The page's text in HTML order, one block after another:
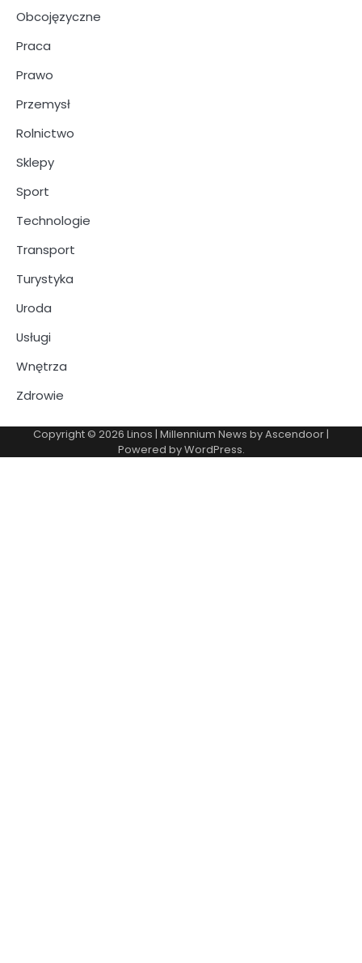
Obcojęzyczne
Praca
Prawo
Przemysł
Rolnictwo
Sklepy
Sport
Technologie
Transport
Turystyka
Uroda
Usługi
Wnętrza
Zdrowie
Copyright © 2026 Linos | Millennium News byAscendoor|
Powered byWordPress.